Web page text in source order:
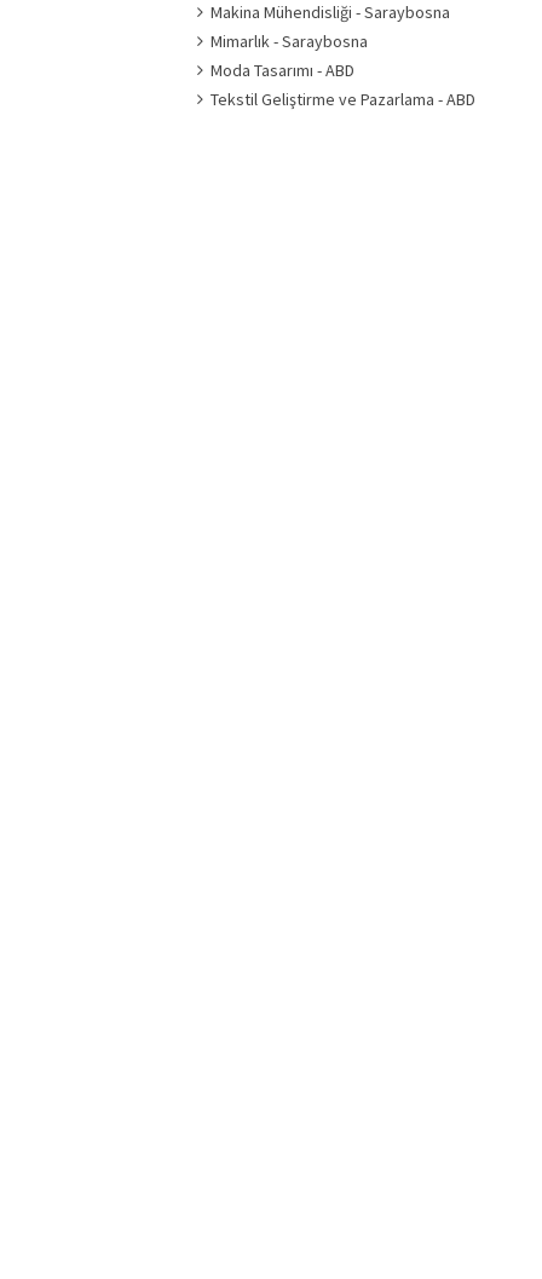
Makina Mühendisliği - Saraybosna
Mimarlık - Saraybosna
Moda Tasarımı - ABD
Tekstil Geliştirme ve Pazarlama - ABD